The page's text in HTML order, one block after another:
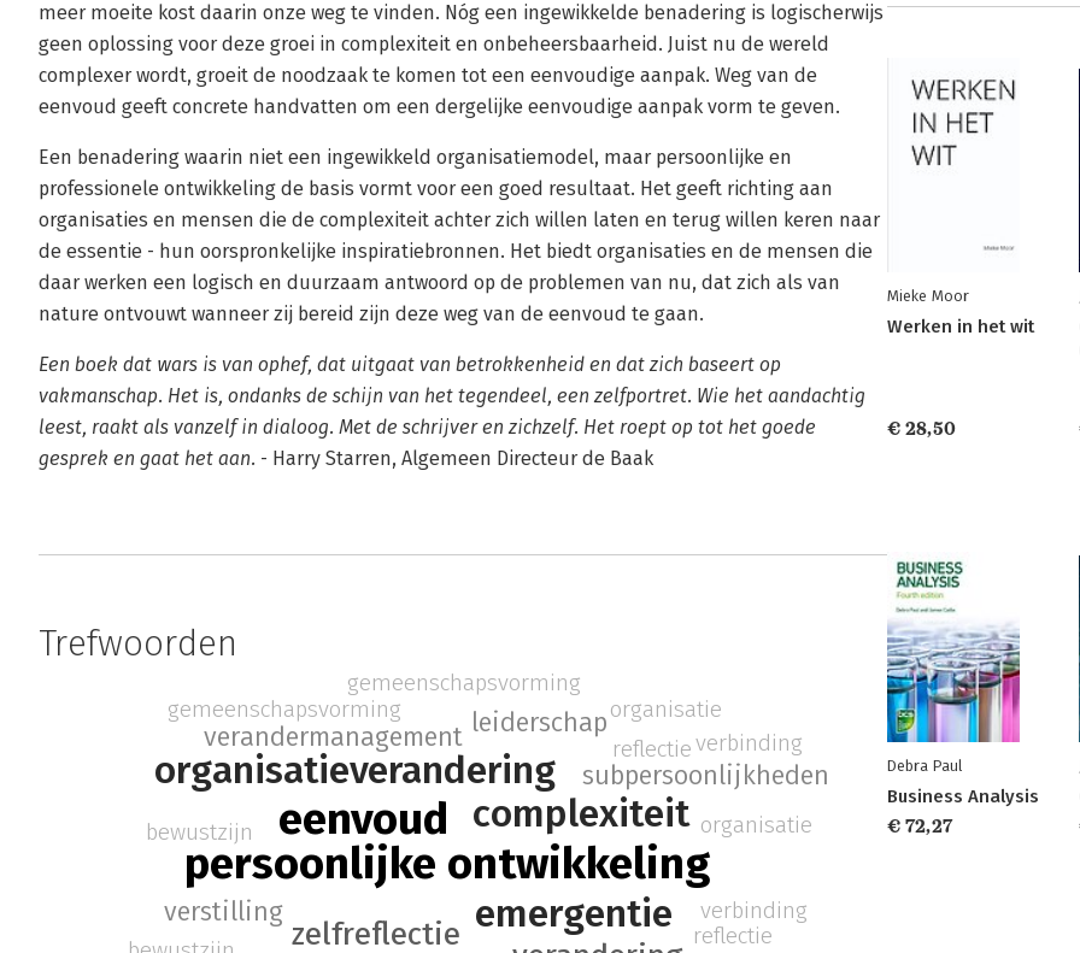
meer moeite kost daarin onze weg te vinden. Nóg een ingewikkelde benadering is logischerwijs
geen oplossing voor deze groei in complexiteit en onbeheersbaarheid. Juist nu de wereld
complexer wordt, groeit de noodzaak te komen tot een eenvoudige aanpak. Weg van de
eenvoud geeft concrete handvatten om een dergelijke eenvoudige aanpak vorm te geven.
Een benadering waarin niet een ingewikkeld organisatiemodel, maar persoonlijke en
professionele ontwikkeling de basis vormt voor een goed resultaat. Het geeft richting aan
organisaties en mensen die de complexiteit achter zich willen laten en terug willen keren naar
de essentie - hun oorspronkelijke inspiratiebronnen. Het biedt organisaties en de mensen die
daar werken een logisch en duurzaam antwoord op de problemen van nu, dat zich als van
nature ontvouwt wanneer zij bereid zijn deze weg van de eenvoud te gaan.
Een boek dat wars is van ophef, dat uitgaat van betrokkenheid en dat zich baseert op
vakmanschap. Het is, ondanks de schijn van het tegendeel, een zelfportret. Wie het aandachtig
leest, raakt als vanzelf in dialoog. Met de schrijver en zichzelf. Het roept op tot het goede
gesprek en gaat het aan. - Harry Starren, Algemeen Directeur de Baak
Trefwoorden
persoonlijke ontwikkeling
eenvoud complexiteit
emergentie
organisatieverandering
zelfreflectie
verandermanagement
verstilling
leiderschap
subpersoonlijkheden
gemeenschapsvorming
bewustzijn
reflectie
organisatie
verbinding
gemeenschapsvorming
reflectie
organisatie
verbinding
Mieke Moor
Werken in het wit
€ 28,50
Debra Paul
Business Analysis
€ 72,27